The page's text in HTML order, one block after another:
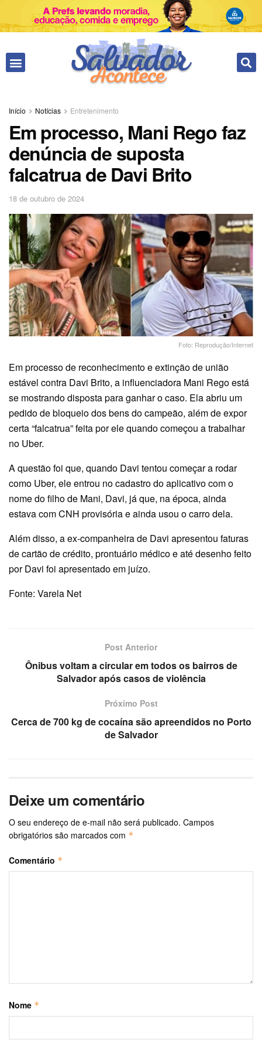
Início Notícias Entretenimento
Em processo, Mani Rego faz
denúncia de suposta
falcatrua de Davi Brito
18 de outubro de 2024
Foto: Reprodução/Internet
Em processo de reconhecimento e extinção de união
estável contra Davi Brito, a influenciadora Mani Rego está
se mostrando disposta para ganhar o caso. Ela abriu um
pedido de bloqueio dos bens do campeão, além de expor
certa “falcatrua” feita por ele quando começou a trabalhar
no Uber.
A questão foi que, quando Davi tentou começar a rodar
como Uber, ele entrou no cadastro do aplicativo com o
nome do filho de Mani, Davi, já que, na época, ainda
estava com CNH provisória e ainda usou o carro dela.
Além disso, a ex-companheira de Davi apresentou faturas
de cartão de crédito, prontuário médico e até desenho feito
por Davi foi apresentado em juízo.
Fonte: Varela Net
Post Anterior
Ônibus voltam a circular em todos os bairros de
Salvador após casos de violência
Próximo Post
Cerca de 700 kg de cocaína são apreendidos no Porto
de Salvador
Deixe um comentário
O seu endereço de e-mail não será publicado. Campos
obrigatórios são marcados com *
Comentário *
Nome *